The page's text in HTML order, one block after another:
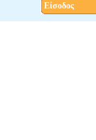
Είσοδος